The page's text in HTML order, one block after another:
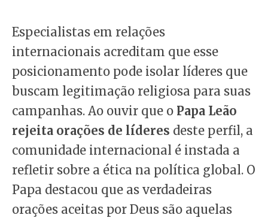
Especialistas em relações
internacionais acreditam que esse
posicionamento pode isolar líderes que
buscam legitimação religiosa para suas
campanhas. Ao ouvir que o Papa Leão
rejeita orações de líderes deste perfil, a
comunidade internacional é instada a
refletir sobre a ética na política global. O
Papa destacou que as verdadeiras
orações aceitas por Deus são aquelas